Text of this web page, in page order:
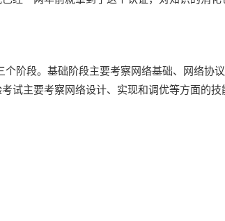
阶段。基础阶段主要考察网络基础、网络协
试主要考察网络设计、实现和调优等方面的